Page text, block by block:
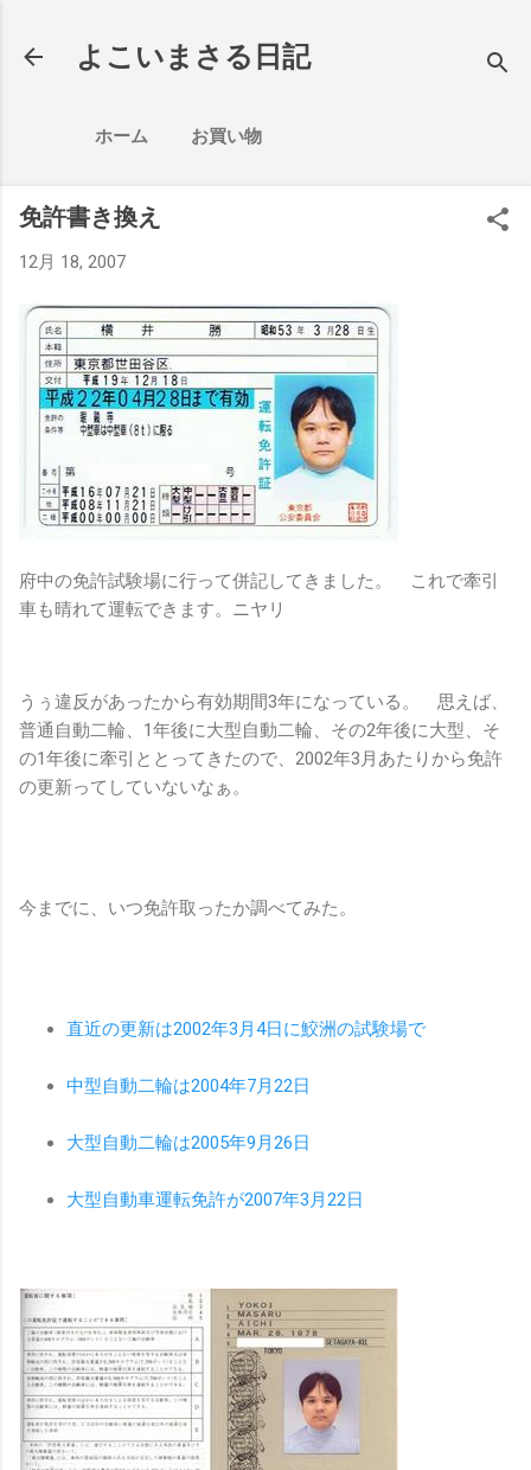
よこいまさる日記
ホーム お買い物
免許書き換え
12月 18, 2007
府中の免許試験場に行って併記してきました。 これで牽引
車も晴れて運転できます。ニヤリ
うぅ違反があったから有効期間3年になっている。 思えば、
普通自動二輪、1年後に大型自動二輪、その2年後に大型、そ
の1年後に牽引ととってきたので、2002年3月あたりから免許
の更新ってしていないなぁ。
今までに、いつ免許取ったか調べてみた。
直近の更新は2002年3月4日に鮫洲の試験場で
中型自動二輪は2004年7月22日
大型自動二輪は2005年9月26日
大型自動車運転免許が2007年3月22日